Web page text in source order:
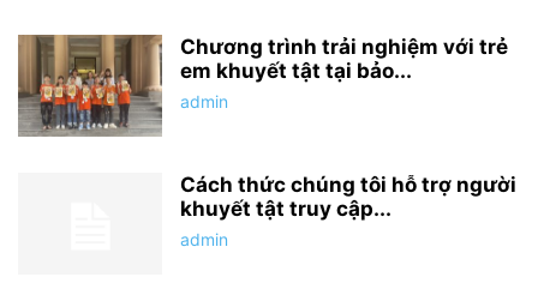
Chương trình trải nghiệm với trẻ
em khuyết tật tại bảo...
admin
Cách thức chúng tôi hỗ trợ người
khuyết tật truy cập...
admin